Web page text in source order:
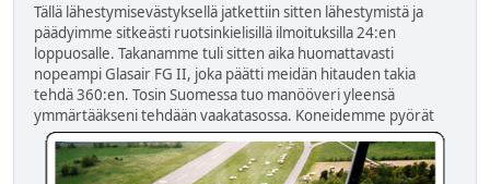
Tällä lähestymisevästyksellä jatkettiin sitten lähestymistä ja
päädyimme sitkeästi ruotsinkielisillä ilmoituksilla 24:en
loppuosalle. Takanamme tuli sitten aika huomattavasti
nopeampi Glasair FG II, joka päätti meidän hitauden takia
tehdä 360:en. Tosin Suomessa tuo manööveri yleensä
ymmärtääkseni tehdään vaakatasossa. Koneidemme pyörät